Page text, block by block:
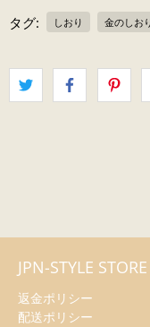
タグ: しおり 金のしお
JPN-STYLE STORE
返金ポリシー
配送ポリシー